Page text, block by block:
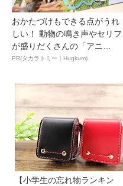
おかたづけもできる点がうれ
しい！ 動物の鳴き声やセリフ
が盛りだくさんの「アニ
ア ...
PR(タカラトミー｜Hugkum)
【小学生の忘れ物ランキン